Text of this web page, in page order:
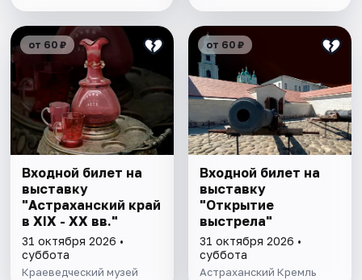
от 60 ₽
Входной билет на
выставку
"Астраханский край
в XIX - XX вв."
31 октября 2026 •
суббота
Краеведческий музей
от 60 ₽
Входной билет на
выставку
"Открытие
выстрела"
31 октября 2026 •
суббота
Астраханский Кремль